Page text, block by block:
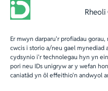
Rheoli
Er mwyn darparu'r profiadau
cwcis i storio a/neu gael mynediad
cydsynio i'r technolegau hyn yn
pori neu IDs unigryw ar y wefan
caniatâd yn ôl effeithio'n andwyol
Aberystwyth,
2WB.
Ff:
+44